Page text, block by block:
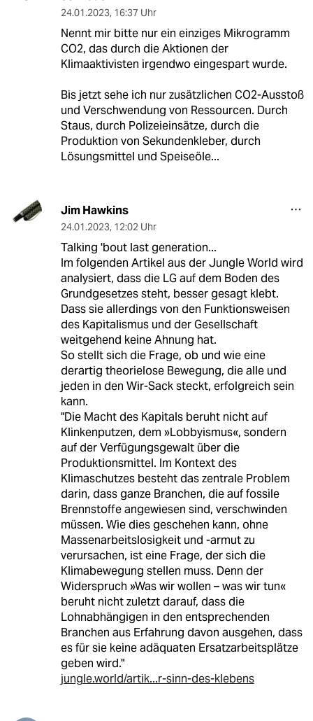
24.01.2023, 16:37 Uhr
Nennt mir bitte nur ein einziges Mikrogramm
CO2, das durch die Aktionen der
Klimaaktivisten irgendwo eingespart wurde.
Bis jetzt sehe ich nur zusätzlichen CO2-Ausstoß
und Verschwendung von Ressourcen. Durch
Staus, durch Polizeieinsätze, durch die
Produktion von Sekundenkleber, durch
Lösungsmittel und Speiseöle...
Jim Hawkins
24.01.2023, 12:02 Uhr
Talking 'bout last generation...
Im folgenden Artikel aus der Jungle World wird
analysiert, dass die LG auf dem Boden des
Grundgesetzes steht, besser gesagt klebt.
Dass sie allerdings von den Funktionsweisen
des Kapitalismus und der Gesellschaft
weitgehend keine Ahnung hat.
So stellt sich die Frage, ob und wie eine
derartig theorielose Bewegung, die alle und
jeden in den Wir-Sack steckt, erfolgreich sein
kann.
"Die Macht des Kapitals beruht nicht auf
Klinkenputzen, dem »Lobbyismus«, sondern
auf der Verfügungsgewalt über die
Produktionsmittel. Im Kontext des
Klimaschutzes besteht das zentrale Problem
darin, dass ganze Branchen, die auf fossile
Brennstoffe angewiesen sind, verschwinden
müssen. Wie dies geschehen kann, ohne
Massenarbeitslosigkeit und -armut zu
verursachen, ist eine Frage, der sich die
Klimabewegung stellen muss. Denn der
Widerspruch »Was wir wollen – was wir tun«
beruht nicht zuletzt darauf, dass die
Lohnabhängigen in den entsprechenden
Branchen aus Erfahrung davon ausgehen, dass
es für sie keine adäquaten Ersatzarbeitsplätze
geben wird."
jungle.world/artik...r-sinn-des-klebens